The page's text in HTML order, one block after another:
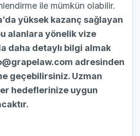
ile mümkün olabilir.
yüksek kazanç sağlayan
alanlara yönelik vize
daha detaylı bilgi almak
adresinden
geçebilirsiniz. Uzman
hedeflerinize uygun